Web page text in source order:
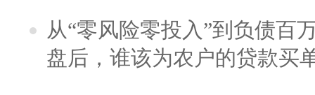
从“零风险零投入”到负债百
盘后，谁该为农户的贷款买